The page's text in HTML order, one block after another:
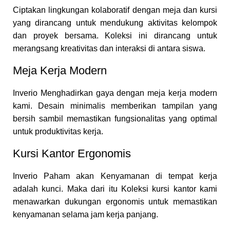
Ciptakan lingkungan kolaboratif dengan meja dan kursi
yang dirancang untuk mendukung aktivitas kelompok
dan proyek bersama. Koleksi ini dirancang untuk
merangsang kreativitas dan interaksi di antara siswa.
Meja Kerja Modern
Inverio Menghadirkan gaya dengan meja kerja modern
kami. Desain minimalis memberikan tampilan yang
bersih sambil memastikan fungsionalitas yang optimal
untuk produktivitas kerja.
Kursi Kantor Ergonomis
Inverio Paham akan Kenyamanan di tempat kerja
adalah kunci. Maka dari itu Koleksi kursi kantor kami
menawarkan dukungan ergonomis untuk memastikan
kenyamanan selama jam kerja panjang.